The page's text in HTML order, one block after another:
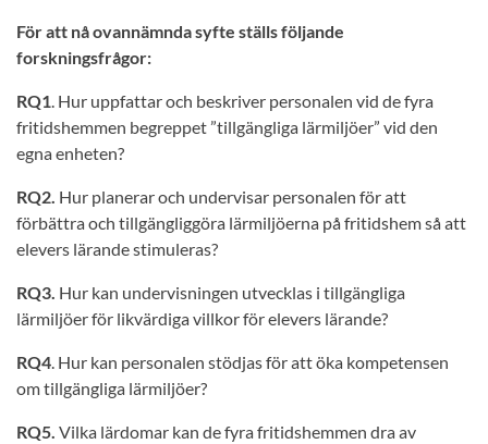
För att nå ovannämnda syfte ställs följande
forskningsfrågor:
RQ1. Hur uppfattar och beskriver personalen vid de fyra
fritidshemmen begreppet ”tillgängliga lärmiljöer” vid den
egna enheten?
RQ2. Hur planerar och undervisar personalen för att
förbättra och tillgängliggöra lärmiljöerna på fritidshem så att
elevers lärande stimuleras?
RQ3. Hur kan undervisningen utvecklas i tillgängliga
lärmiljöer för likvärdiga villkor för elevers lärande?
RQ4. Hur kan personalen stödjas för att öka kompetensen
om tillgängliga lärmiljöer?
RQ5. Vilka lärdomar kan de fyra fritidshemmen dra av